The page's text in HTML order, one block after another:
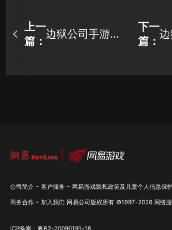
上一
篇：
边狱公司手游丢
下一
篇：
公司简介 - 客户服务 - 网易游戏隐私政策及儿童个人信息保
商务合作 - 加入我们 网易公司版权所有 ©1997-2026 网络
ICP备案：粤B2-20090191-18